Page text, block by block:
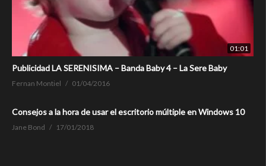
01:01
Publicidad LA SERENISIMA – Banda Baby 4 – La Sere Baby
Fernan Montiel 01/04/2016
Consejos a la hora de usar el escritorio múltiple en Windows 10
Jane Bond 17/01/2018